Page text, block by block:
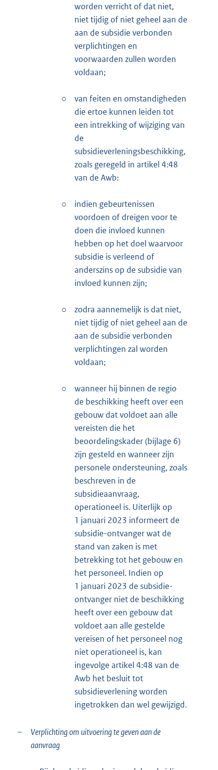
worden verricht of dat niet,
niet tijdig of niet geheel aan de
aan de subsidie verbonden
verplichtingen en
voorwaarden zullen worden
voldaan;
○
van feiten en omstandigheden
die ertoe kunnen leiden tot
een intrekking of wijziging van
de
subsidieverleningsbeschikking,
zoals geregeld in artikel 4:48
van de Awb:
○
indien gebeurtenissen
voordoen of dreigen voor te
doen die invloed kunnen
hebben op het doel waarvoor
subsidie is verleend of
anderszins op de subsidie van
invloed kunnen zijn;
○
zodra aannemelijk is dat niet,
niet tijdig of niet geheel aan de
aan de subsidie verbonden
verplichtingen zal worden
voldaan;
○
wanneer hij binnen de regio
de beschikking heeft over een
gebouw dat voldoet aan alle
vereisten die het
beoordelingskader (bijlage 6)
zijn gesteld en wanneer zijn
personele ondersteuning, zoals
beschreven in de
subsidieaanvraag,
operationeel is. Uiterlijk op
1 januari 2023 informeert de
subsidie-ontvanger wat de
stand van zaken is met
betrekking tot het gebouw en
het personeel. Indien op
1 januari 2023 de subsidie-
ontvanger niet de beschikking
heeft over een gebouw dat
voldoet aan alle gestelde
vereisen of het personeel nog
niet operationeel is, kan
ingevolge artikel 4:48 van de
Awb het besluit tot
subsidieverlening worden
ingetrokken dan wel gewijzigd.
–
Verplichting om uitvoering te geven aan de
aanvraag